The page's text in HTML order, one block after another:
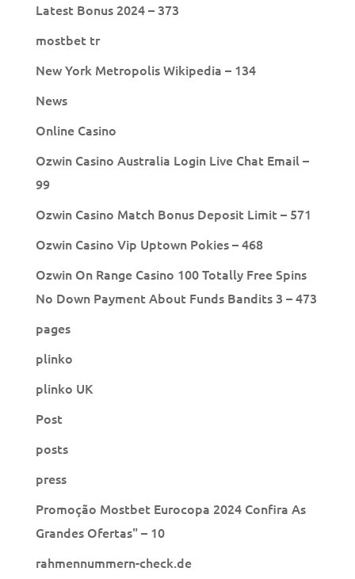
Latest Bonus 2024 – 373
mostbet tr
New York Metropolis Wikipedia – 134
News
Online Casino
Ozwin Casino Australia Login Live Chat Email –
99
Ozwin Casino Match Bonus Deposit Limit – 571
Ozwin Casino Vip Uptown Pokies – 468
Ozwin On Range Casino 100 Totally Free Spins
No Down Payment About Funds Bandits 3 – 473
pages
plinko
plinko UK
Post
posts
press
Promoção Mostbet Eurocopa 2024 Confira As
Grandes Ofertas" – 10
rahmennummern-check.de